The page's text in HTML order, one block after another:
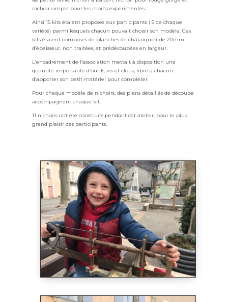
nichoir simple pour les moins expérimentés.
Ainsi 15 kits étaient proposés aux participants ( 5 de chaque
variété) parmi lesquels chacun pouvait choisir son modèle. Ces
kits étaient composés de planches de châtaignier de 20mm
d’épaisseur, non traitées, et prédécoupées en largeur.
L’encadrement de l’association mettait à disposition une
quantité importante d’outils, vis et clous, libre à chacun
d’apporter son petit matériel pour compléter
Pour chaque modèle de nichoirs, des plans détaillés de découpe
accompagnent chaque kit.
11 nichoirs ont été construits pendant cet atelier, pour le plus
grand plaisir des participants.